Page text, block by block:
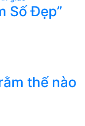
Số Đẹp”
thế nào